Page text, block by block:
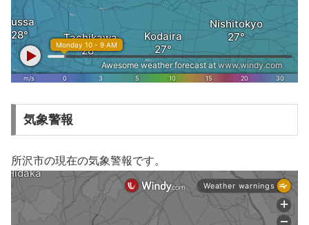
気象警報
所沢市の現在の気象警報です。